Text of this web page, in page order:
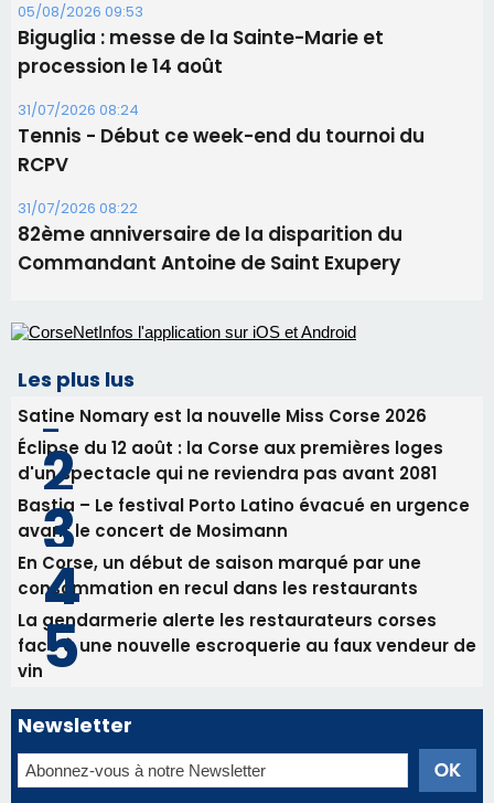
05/08/2026 09:53
Biguglia : messe de la Sainte-Marie et
procession le 14 août
31/07/2026 08:24
Tennis - Début ce week-end du tournoi du
RCPV
31/07/2026 08:22
82ème anniversaire de la disparition du
Commandant Antoine de Saint Exupery
Les plus lus
Satine Nomary est la nouvelle Miss Corse 2026
Éclipse du 12 août : la Corse aux premières loges
d'un spectacle qui ne reviendra pas avant 2081
Bastia – Le festival Porto Latino évacué en urgence
avant le concert de Mosimann
En Corse, un début de saison marqué par une
consommation en recul dans les restaurants
La gendarmerie alerte les restaurateurs corses
face à une nouvelle escroquerie au faux vendeur de
vin
Newsletter